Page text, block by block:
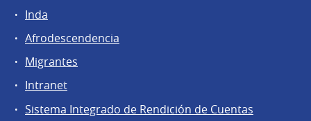
Inda
Afrodescendencia
Migrantes
Intranet
Sistema Integrado de Rendición de Cuentas